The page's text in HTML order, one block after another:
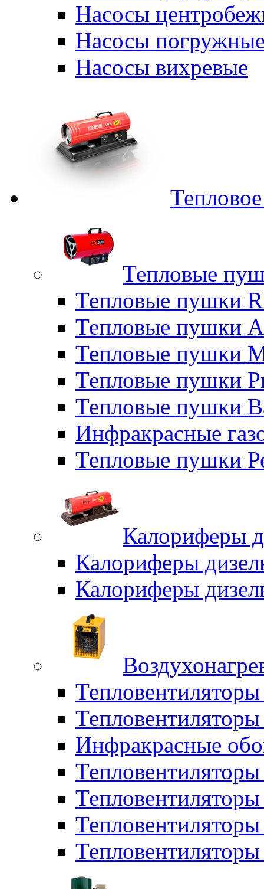
Насосы
Насосы
Насосы вихревые
Тепловые
Тепловые пушки
Тепловые пушки
Тепловые пушки
Тепловые пушки
Тепловые пушки
Инфракрасные
Тепловые пушки
Калориферы
Калориферы
Калориферы
Тепловентиляторы
Инфракрасные